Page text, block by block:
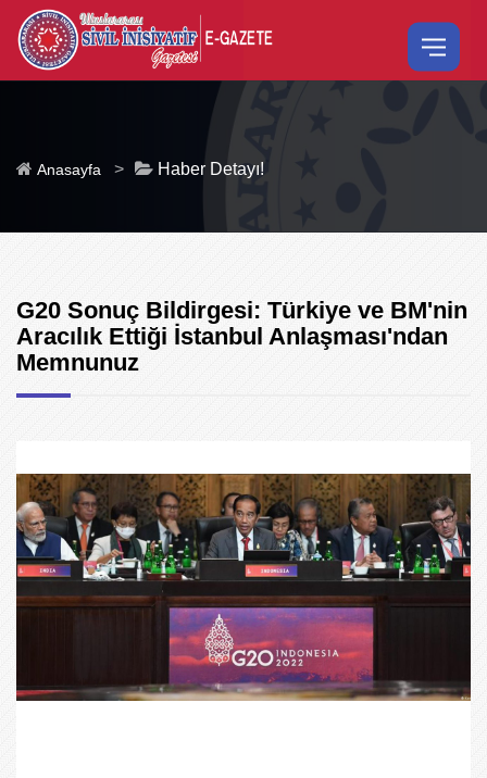
Anasayfa > Haber Detayı!
G20 Sonuç Bildirgesi: Türkiye ve BM'nin
Aracılık Ettiği İstanbul Anlaşması'ndan
Memnunuz